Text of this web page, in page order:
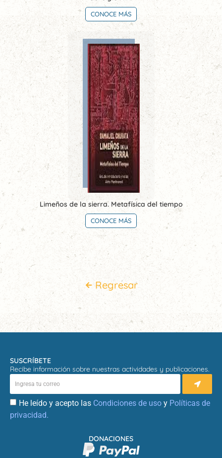
CONOCE MÁS
Limeños de la sierra. Metafísica del tiempo
CONOCE MÁS
Regresar
SUSCRÍBETE
Recibe información sobre nuestras actividades y publicaciones.
He leído y acepto las Condiciones de uso y Políticas de
privacidad.
DONACIONES